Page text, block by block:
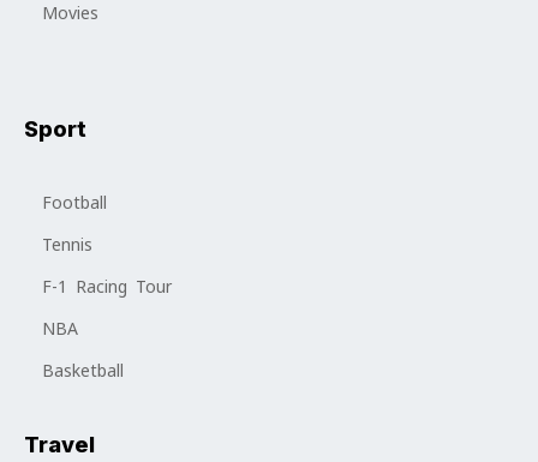
Movies
Sport
Football
Tennis
F-1 Racing Tour
NBA
Basketball
Travel